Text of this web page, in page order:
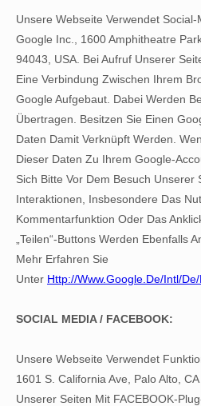
Unsere Webseite Verwendet
Google Inc., 1600 Amphitheatre
94043, USA. Bei Aufruf Unserer
Eine Verbindung Zwischen Ihrem
Google Aufgebaut. Dabei Werden
Übertragen. Besitzen Sie Einen
Daten Damit Verknüpft Werden.
Dieser Daten Zu Ihrem Google-
Sich Bitte Vor Dem Besuch Unserer
Interaktionen, Insbesondere Das
Kommentarfunktion Oder Das
„Teilen“-Buttons Werden Ebenfalls
Mehr Erfahren Sie
Unter Http://www.google.de/intl/de/
SOCIAL MEDIA / FACEBOOK:
Unsere Webseite Verwendet
1601 S. California Ave, Palo Alto,
Unserer Seiten Mit FACEBOOK-